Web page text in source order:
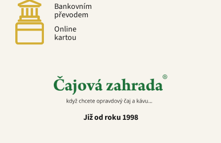
Bankovním
převodem
Online
kartou
Již od roku 1998